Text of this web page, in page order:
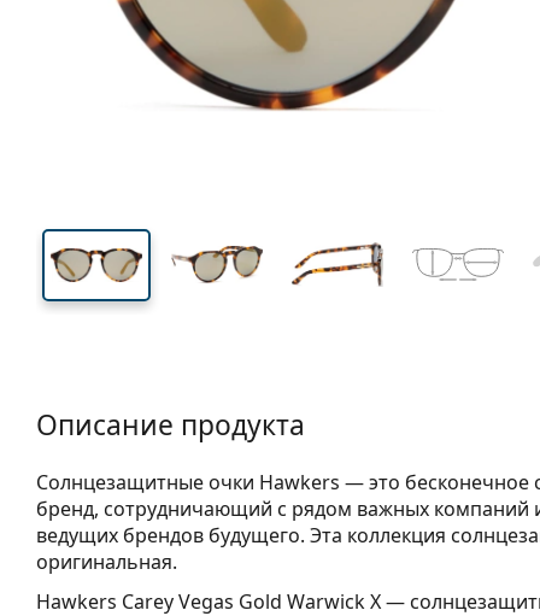
44 mm
Высота линзы Ширина линзы
Описание продукта
Солнцезащитные очки Hawkers — это бесконечное
бренд, сотрудничающий с рядом важных компаний
ведущих брендов будущего. Эта коллекция
оригинальная.
Hawkers Carey Vegas Gold Warwick X—